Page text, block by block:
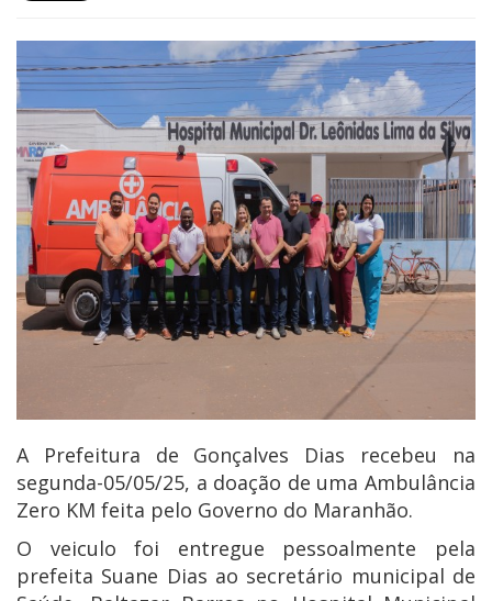
A Prefeitura de Gonçalves Dias recebeu na
segunda-05/05/25, a doação de uma Ambulância
Zero KM feita pelo Governo do Maranhão.
O veiculo foi entregue pessoalmente pela
prefeita Suane Dias ao secretário municipal de